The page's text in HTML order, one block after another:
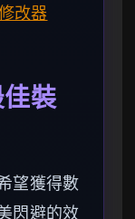
改器
裝
望獲得數
閃避的效